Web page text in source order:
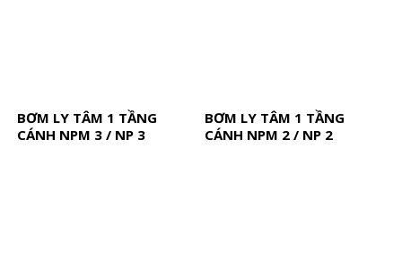
BƠM LY TÂM 1 TẦNG
CÁNH NPM 3 / NP 3
BƠM LY TÂM 1 TẦNG
CÁNH NPM 2 / NP 2